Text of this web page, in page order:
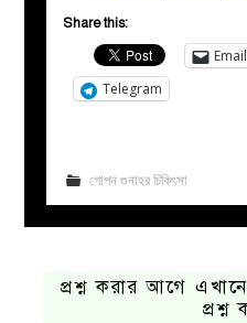
Share this:
Email
Telegram
গোপন গুনাহর চিকিৎসা
প্রশ্ন করার আগে
প্রশ্ন